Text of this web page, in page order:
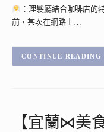
：理髮廳結合咖啡店的
前，某次在網路上…
CONTINUE READING
【宜蘭⋈美